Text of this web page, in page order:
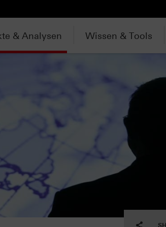
& Analysen Wissen & Tools